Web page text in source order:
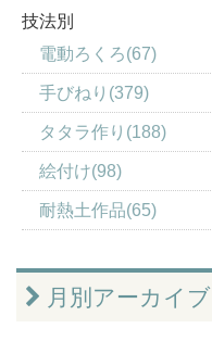
技法別
電動ろくろ(67)
手びねり(379)
タタラ作り(188)
絵付け(98)
耐熱土作品(65)
月別アーカイブ